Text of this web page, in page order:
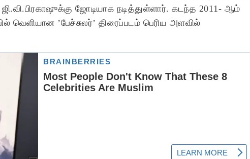
ஜோடியாக நடித்துள்ளார். கடந்த 2011- ஆம்
வெளியான ’பேச்சுலர்’ திரைப்படம் பெரிய அளவில்